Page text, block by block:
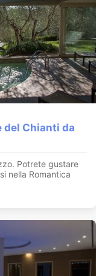
del Chianti da
Potrete gustare
nella Romantica